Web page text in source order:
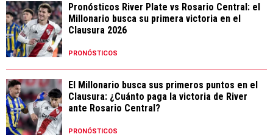
Pronósticos River Plate vs Rosario Central: el
Millonario busca su primera victoria en el
Clausura 2026
PRONÓSTICOS
El Millonario busca sus primeros puntos en el
Clausura: ¿Cuánto paga la victoria de River
ante Rosario Central?
PRONÓSTICOS